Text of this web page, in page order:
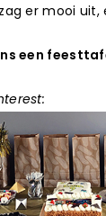
er mooi uit,
een